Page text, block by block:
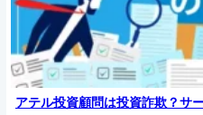
アテル投資顧問は投資詐欺？サ